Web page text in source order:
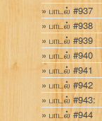
பாடல் #937
பாடல் #938
பாடல் #939
பாடல் #940
பாடல் #941
பாடல் #942
பாடல் #943:
பாடல் #944